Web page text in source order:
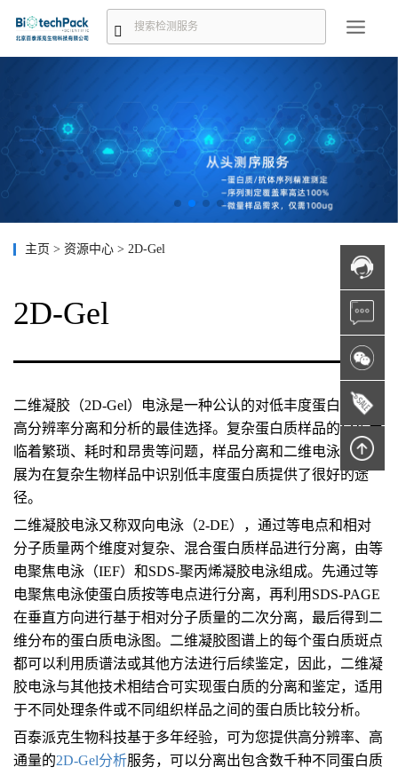
主页 > 资源中心 > 2D-Gel
2D-Gel
二维凝胶（2D-Gel）电泳是一种公认的对低丰度蛋白质进行
高分辨率分离和分析的最佳选择。复杂蛋白质样品的分析面
临着繁琐、耗时和昂贵等问题，样品分离和二维电泳技术发
展为在复杂生物样品中识别低丰度蛋白质提供了很好的途
径。
二维凝胶电泳又称双向电泳（2-DE），通过等电点和相对
分子质量两个维度对复杂、混合蛋白质样品进行分离，由等
电聚焦电泳（IEF）和SDS-聚丙烯凝胶电泳组成。先通过等
电聚焦电泳使蛋白质按等电点进行分离，再利用SDS-PAGE
在垂直方向进行基于相对分子质量的二次分离，最后得到二
维分布的蛋白质电泳图。二维凝胶图谱上的每个蛋白质斑点
都可以利用质谱法或其他方法进行后续鉴定，因此，二维凝
胶电泳与其他技术相结合可实现蛋白质的分离和鉴定，适用
于不同处理条件或不同组织样品之间的蛋白质比较分析。
百泰派克生物科技基于多年经验，可为您提供高分辨率、高
通量的2D-Gel分析服务，可以分离出包含数千种不同蛋白质